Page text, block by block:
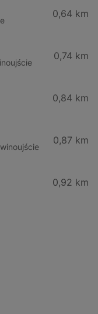
0,64 km
0,74 km
0,84 km
0,87 km
0,92 km